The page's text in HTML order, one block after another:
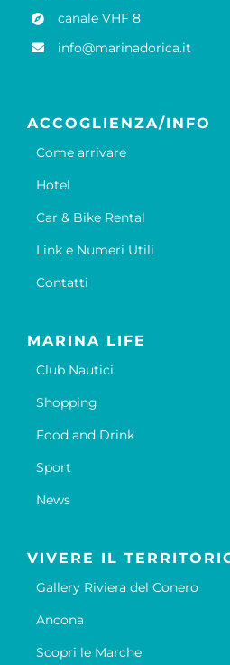
canale VHF 8
info@marinadorica.it
ACCOGLIENZA/INFO
Come arrivare
Hotel
Car & Bike Rental
Link e Numeri Utili
Contatti
MARINA LIFE
Club Nautici
Shopping
Food and Drink
Sport
News
VIVERE IL
Gallery Riviera del Conero
Ancona
Scopri le Marche